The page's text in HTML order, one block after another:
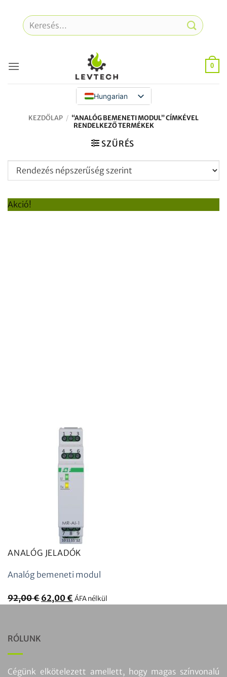
tartalomra
Keresés
a
0
Hungarian
KEZDŐLAP / “ANALÓG BEMENETI MODUL” CÍMKÉVEL
RENDELKEZŐ TERMÉKEK
SZŰRÉS
Akció!
ANALÓG JELADÓK
Analóg bemeneti modul
92,00€ Az
62,00€ A
ÁFA nélkül
RÓLUNK
Cégünk elkötelezett amellett, hogy magas színvonalú